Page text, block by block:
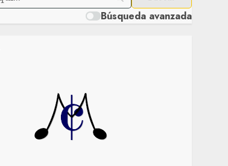
Búsqueda avanzada